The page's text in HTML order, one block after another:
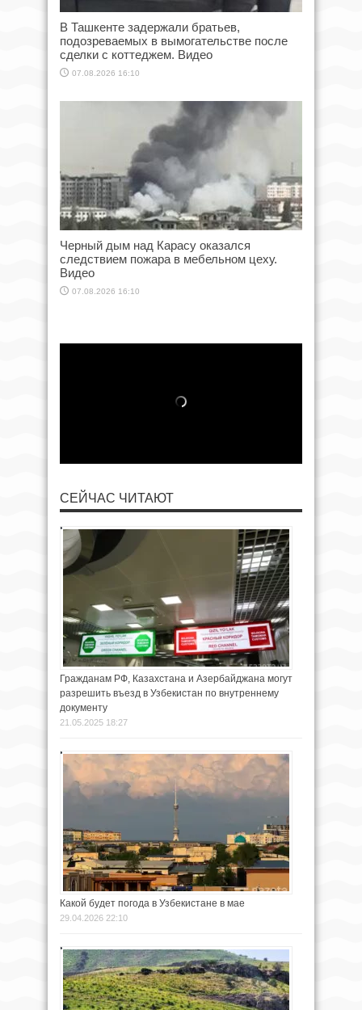
В Ташкенте задержали братьев,
подозреваемых в вымогательстве после
сделки с коттеджем. Видео
07.08.2026 16:10
Черный дым над Карасу оказался
следствием пожара в мебельном цеху.
Видео
07.08.2026 16:10
СЕЙЧАС ЧИТАЮТ
Гражданам РФ, Казахстана и Азербайджана могут
разрешить въезд в Узбекистан по внутреннему
документу
21.05.2025 18:27
Какой будет погода в Узбекистане в мае
29.04.2026 22:10